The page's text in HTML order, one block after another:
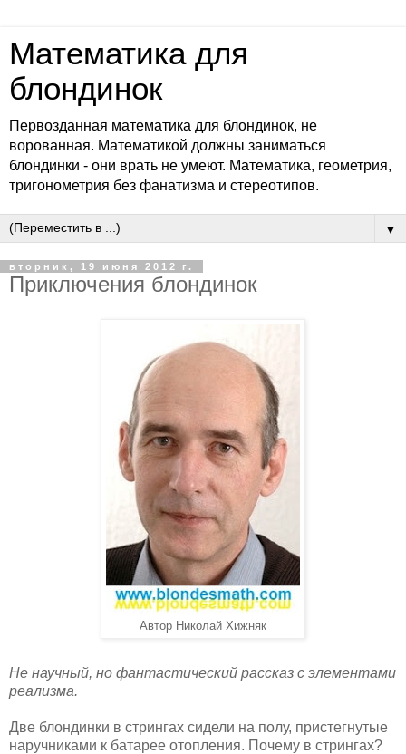
Математика для
блондинок
Первозданная математика для блондинок, не
ворованная. Математикой должны заниматься
блондинки - они врать не умеют. Математика, геометрия,
тригонометрия без фанатизма и стереотипов.
▼
вторник, 19 июня 2012 г.
Приключения блондинок
Автор Николай Хижняк
Не научный, но фантастический рассказ с элементами
реализма.
Две блондинки в стрингах сидели на полу, пристегнутые
наручниками к батарее отопления. Почему в стрингах?